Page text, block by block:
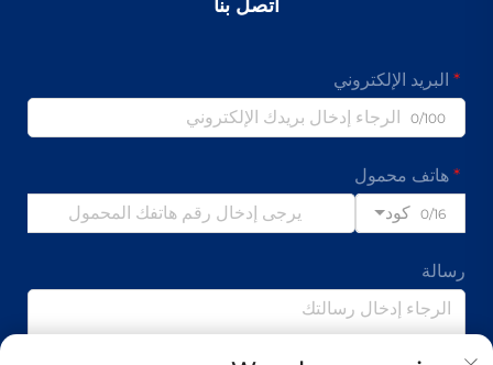
اتصل بنا
البريد الإلكتروني
0/100
هاتف محمول
كود
0/16
رسالة